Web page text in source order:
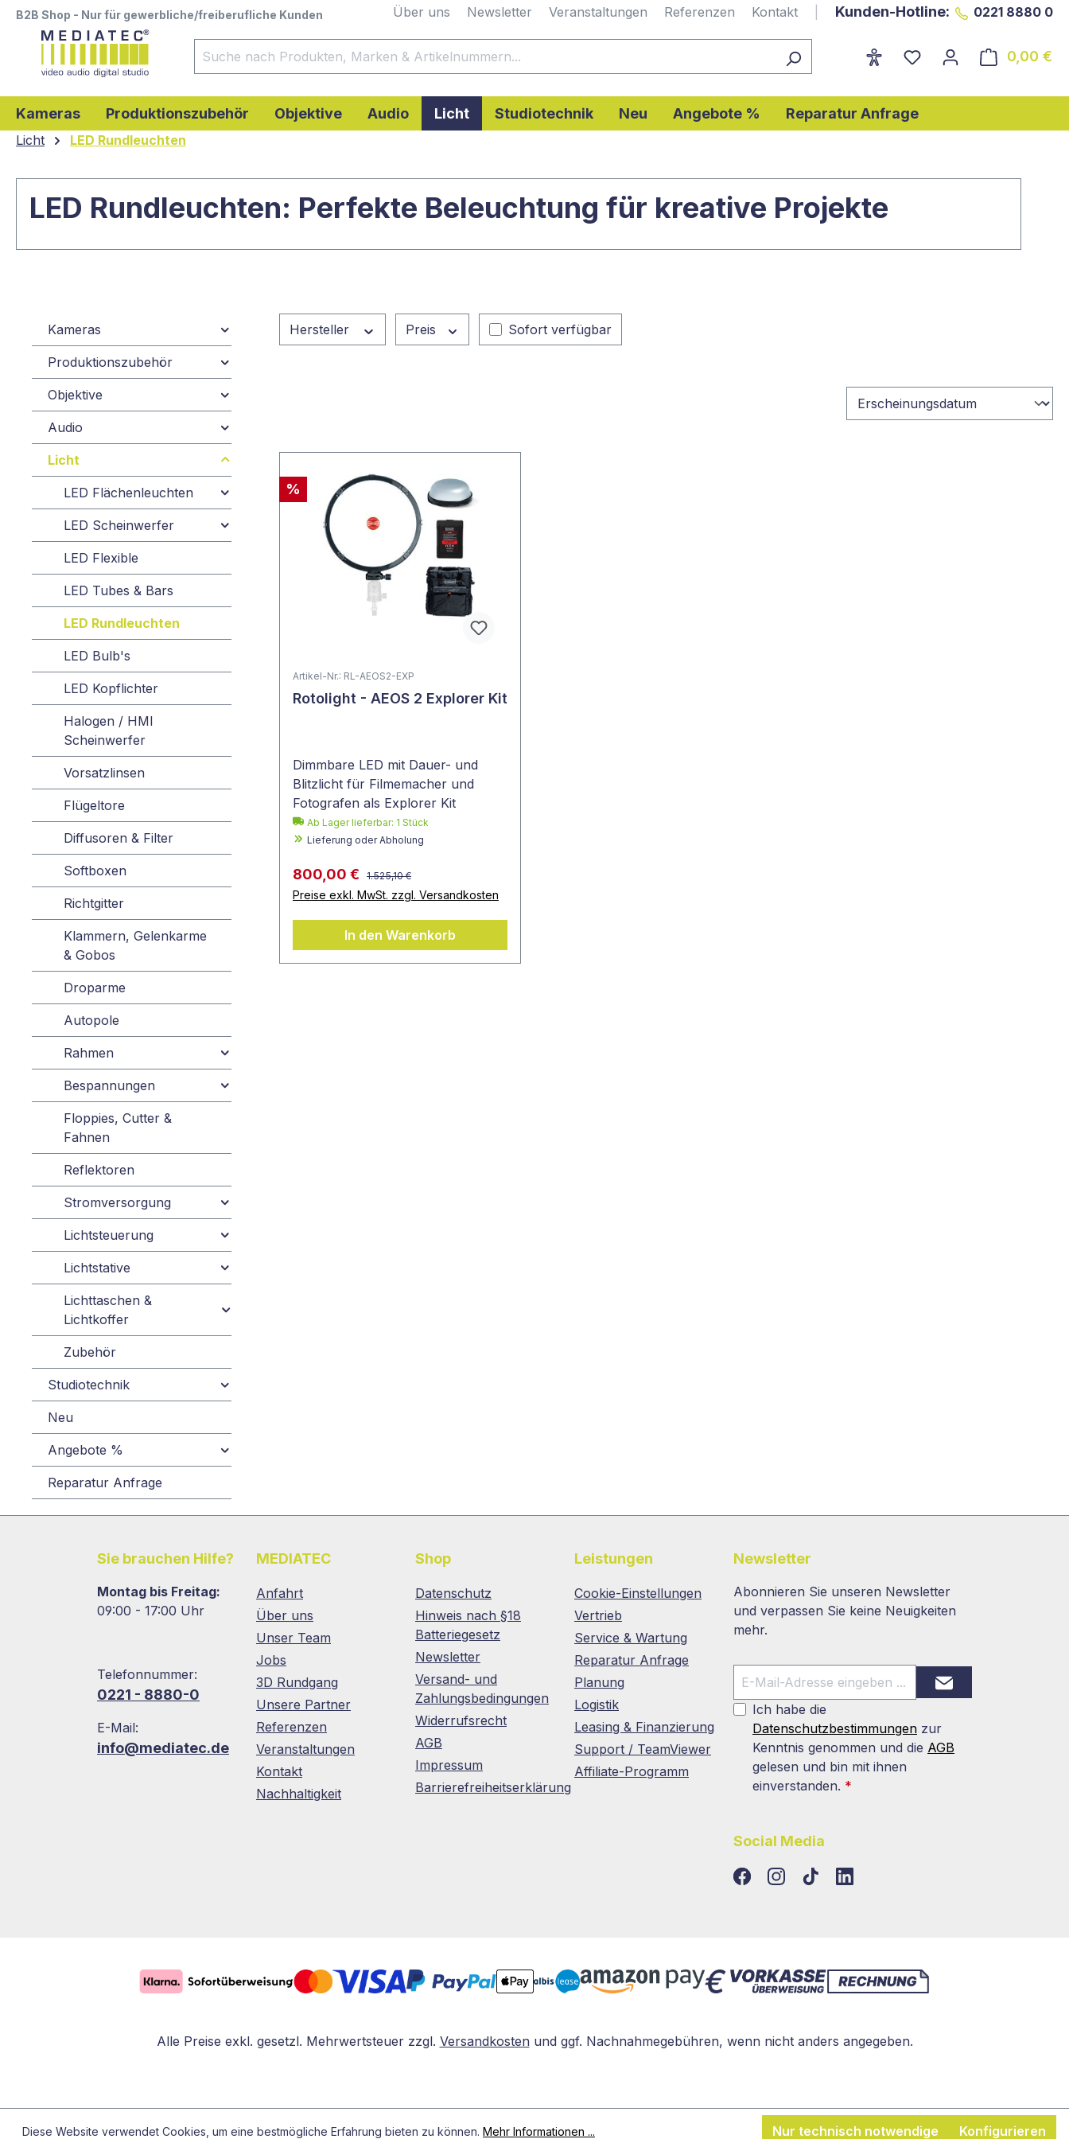
Zur Hauptnavigation springen
B2B Shop - Nur für gewerbliche/freiberufliche Kunden Über uns Newsletter Veranstaltungen Referenzen Kontakt Kunden-Hotline: 0221 8880 0
0,00 €
Kameras Produktionszubehör Objektive Audio Licht Studiotechnik Neu Angebote % Reparatur Anfrage
Licht LED Rundleuchten
LED Rundleuchten: Perfekte Beleuchtung für kreative Projekte
Kameras
Produktionszubehör
Objektive
Audio
Licht
LED Flächenleuchten
LED Scheinwerfer
LED Flexible
LED Tubes & Bars
LED Rundleuchten
LED Bulb's
LED Kopflichter
Halogen / HMI
Scheinwerfer
Vorsatzlinsen
Flügeltore
Diffusoren & Filter
Softboxen
Richtgitter
Klammern, Gelenkarme
& Gobos
Droparme
Autopole
Rahmen
Bespannungen
Floppies, Cutter &
Fahnen
Reflektoren
Stromversorgung
Lichtsteuerung
Lichtstative
Lichttaschen &
Lichtkoffer
Zubehör
Studiotechnik
Neu
Angebote %
Reparatur Anfrage
Hersteller Preis Sofort verfügbar
%
Artikel-Nr.: RL-AEOS2-EXP
Rotolight - AEOS 2 Explorer Kit
Dimmbare LED mit Dauer- und
Blitzlicht für Filmemacher und
Fotografen als Explorer Kit
Ab Lager lieferbar: 1 Stück
Lieferung oder Abholung
800,00 € 1.525,10 €
Preise exkl. MwSt. zzgl. Versandkosten
In den Warenkorb
Sie brauchen Hilfe?
Montag bis Freitag:
09:00 - 17:00 Uhr
Telefonnummer:
0221 - 8880-0
E-Mail:
info@mediatec.de
MEDIATEC
Anfahrt
Über uns
Unser Team
Jobs
3D Rundgang
Unsere Partner
Referenzen
Veranstaltungen
Kontakt
Nachhaltigkeit
Shop
Datenschutz
Hinweis nach §18
Batteriegesetz
Newsletter
Versand- und
Zahlungsbedingungen
Widerrufsrecht
AGB
Impressum
Barrierefreiheitserklärung
Leistungen
Cookie-Einstellungen
Vertrieb
Service & Wartung
Reparatur Anfrage
Planung
Logistik
Leasing & Finanzierung
Support / TeamViewer
Affiliate-Programm
Newsletter
Abonnieren Sie unseren Newsletter
und verpassen Sie keine Neuigkeiten
mehr.
Ich habe die
Datenschutzbestimmungen zur
Kenntnis genommen und die AGB
gelesen und bin mit ihnen
einverstanden. *
Social Media
TikTokLinkedIn
Alle Preise exkl. gesetzl. Mehrwertsteuer zzgl. Versandkosten und ggf. Nachnahmegebühren, wenn nicht anders angegeben.
Diese Website verwendet Cookies, um eine bestmögliche Erfahrung bieten zu können. Mehr Informationen ... Nur technisch notwendige Konfigurieren